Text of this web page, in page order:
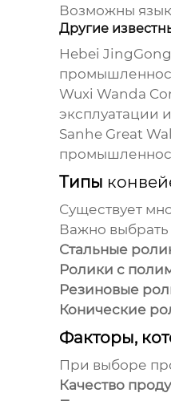
Возможны
Другие
Hebei
Wuxi Wanda
эксплуатации
Sanhe Great
Типы
Существует
Важно
Стальные
Ролики с
Резиновые
Конические
Факторы,
При выборе
Качество